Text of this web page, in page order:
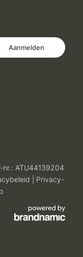
Aanmelden
nr.: ATU44139204
Privacy-